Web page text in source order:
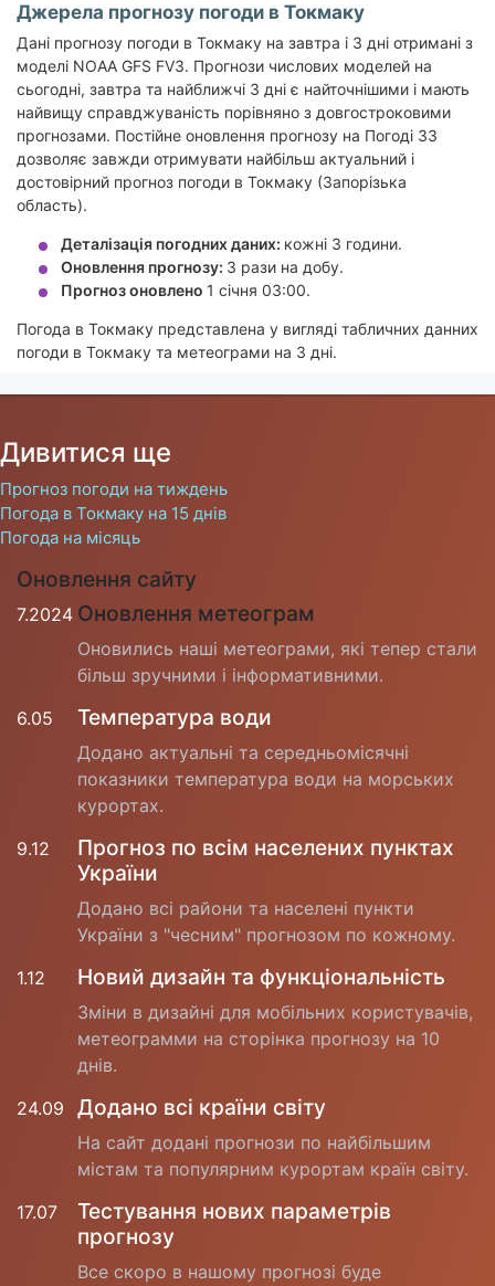
Джерела прогнозу погоди в Токмаку
Дані прогнозу погоди в Токмаку на завтра і 3 дні отримані з
моделі NOAA GFS FV3. Прогнози числових моделей на
сьогодні, завтра та найближчі 3 дні є найточнішими і мають
найвищу справджуваність порівняно з довгостроковими
прогнозами. Постійне оновлення прогнозу на Погоді 33
дозволяє завжди отримувати найбільш актуальний і
достовірний прогноз погоди в Токмаку (Запорізька
область).
Деталізація погодних даних: кожні 3 години.
Оновлення прогнозу: 3 рази на добу.
Прогноз оновлено 1 січня 03:00.
Погода в Токмаку представлена у вигляді табличних данних
погоди в Токмаку та метеограми на 3 дні.
Дивитися ще
Прогноз погоди на тиждень
Погода в Токмаку на 15 днів
Погода на місяць
Оновлення сайту
7.2024 Оновлення метеограм
Оновились наші метеограми, які тепер стали
більш зручними і інформативними.
6.05
Температура води
Додано актуальні та середньомісячні
показники температура води на морських
курортах.
9.12
Прогноз по всім населених пунктах
України
Додано всі райони та населені пункти
України з "чесним" прогнозом по кожному.
1.12
Новий дизайн та функціональність
Зміни в дизайні для мобільних користувачів,
метеограмми на сторінка прогнозу на 10
днів.
24.09
Додано всі країни світу
На сайт додані прогнози по найбільшим
містам та популярним курортам країн світу.
17.07
Тестування нових параметрів
прогнозу
Все скоро в нашому прогнозі буде